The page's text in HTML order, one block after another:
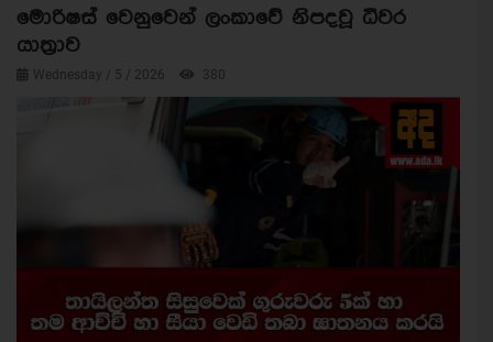
මොරිෂස් වෙනුවෙන් ලංකාවේ නිපදවූ ධීවර
යාත්‍රාව
Wednesday / 5 / 2026 380